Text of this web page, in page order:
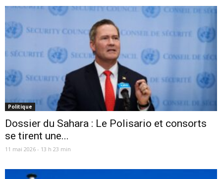
Politique
Dossier du Sahara : Le Polisario et consorts
se tirent une...
11 mai 2026 - 13 h 23 min